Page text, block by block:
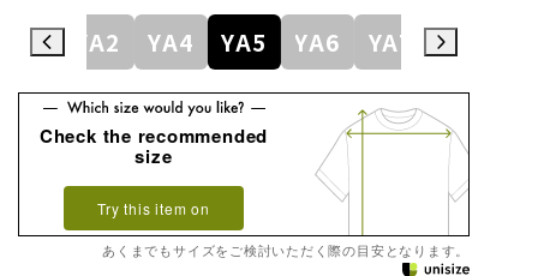
YA1 YA2 YA4 YA5 YA6 YA7 YA8
Check the recommended
size
Try this item on
あくまでもサイズをご検討いただく際の目安となります。